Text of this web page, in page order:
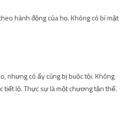
hành động của họ. Không có bí mật
nhưng cô ấy cũng bị buộc tội. Không
tiết lộ. Thực sự là một chương tận thế.